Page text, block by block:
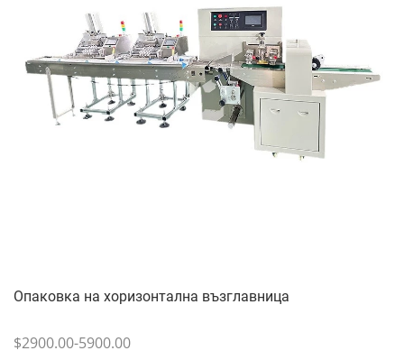
Опаковка на хоризонтална възглавница
$2900.00-5900.00